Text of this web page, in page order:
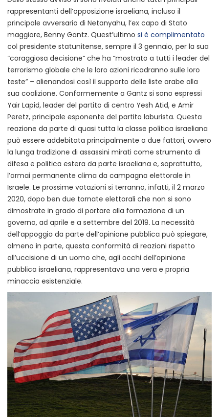
rappresentanti dell’opposizione israeliana, incluso il
principale avversario di Netanyahu, l’ex capo di Stato
maggiore, Benny Gantz. Quest’ultimo si è complimentato
col presidente statunitense, sempre il 3 gennaio, per la sua
“coraggiosa decisione” che ha “mostrato a tutti i leader del
terrorismo globale che le loro azioni ricadranno sulle loro
teste” – alienandosi così il supporto delle liste arabe alla
sua coalizione. Conformemente a Gantz si sono espressi
Yair Lapid, leader del partito di centro Yesh Atid, e Amir
Peretz, principale esponente del partito laburista. Questa
reazione da parte di quasi tutta la classe politica israeliana
può essere addebitata principalmente a due fattori, ovvero
la lunga tradizione di assassini mirati come strumento di
difesa e politica estera da parte israeliana e, soprattutto,
l’ormai permanente clima da campagna elettorale in
Israele. Le prossime votazioni si terranno, infatti, il 2 marzo
2020, dopo ben due tornate elettorali che non si sono
dimostrate in grado di portare alla formazione di un
governo, ad aprile e a settembre del 2019. La necessità
dell’appoggio da parte dell’opinione pubblica può spiegare,
almeno in parte, questa conformità di reazioni rispetto
all’uccisione di un uomo che, agli occhi dell’opinione
pubblica israeliana, rappresentava una vera e propria
minaccia esistenziale.